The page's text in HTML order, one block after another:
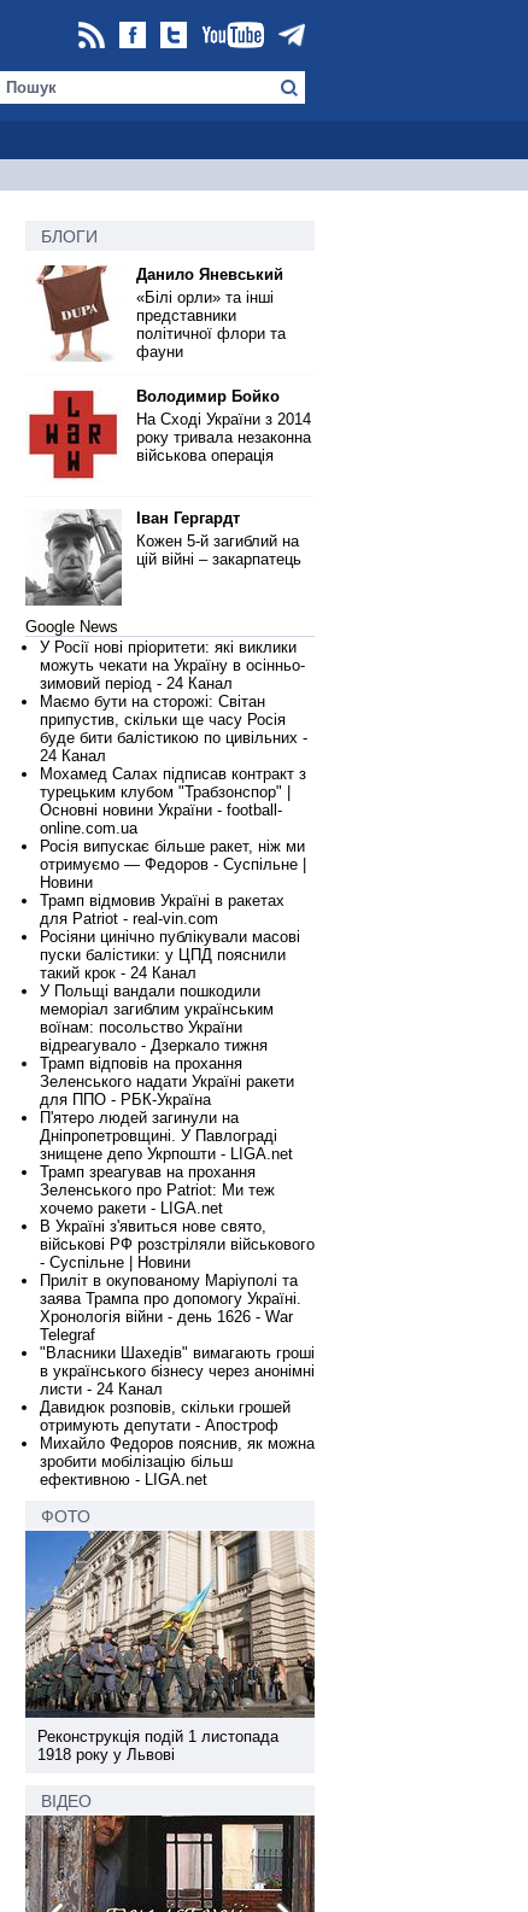
БЛОГИ
Данило Яневський
«Білі орли» та інші
представники
політичної флори та
фауни
Володимир Бойко
На Сході України з 2014
року тривала незаконна
військова операція
Іван Гергардт
Кожен 5-й загиблий на
цій війні – закарпатець
Google News
У Росії нові пріоритети: які виклики
можуть чекати на Україну в осінньо-
зимовий період - 24 Канал
Маємо бути на сторожі: Світан
припустив, скільки ще часу Росія
буде бити балістикою по цивільних -
24 Канал
Мохамед Салах підписав контракт з
турецьким клубом "Трабзонспор" |
Основні новини України - football-
online.com.ua
Росія випускає більше ракет, ніж ми
отримуємо — Федоров - Суспільне |
Новини
Трамп відмовив Україні в ракетах
для Patriot - real-vin.com
Росіяни цинічно публікували масові
пуски балістики: у ЦПД пояснили
такий крок - 24 Канал
У Польщі вандали пошкодили
меморіал загиблим українським
воїнам: посольство України
відреагувало - Дзеркало тижня
Трамп відповів на прохання
Зеленського надати Україні ракети
для ППО - РБК-Україна
П'ятеро людей загинули на
Дніпропетровщині. У Павлограді
знищене депо Укрпошти - LIGA.net
Трамп зреагував на прохання
Зеленського про Patriot: Ми теж
хочемо ракети - LIGA.net
В Україні з'явиться нове свято,
військові РФ розстріляли військового
- Суспільне | Новини
Приліт в окупованому Маріуполі та
заява Трампа про допомогу Україні.
Хронологія війни - день 1626 - War
Telegraf
"Власники Шахедів" вимагають гроші
в українського бізнесу через анонімні
листи - 24 Канал
Давидюк розповів, скільки грошей
отримують депутати - Апостроф
Михайло Федоров пояснив, як можна
зробити мобілізацію більш
ефективною - LIGA.net
ФОТО
Реконструкція подій 1 листопада
1918 року у Львові
ВІДЕО